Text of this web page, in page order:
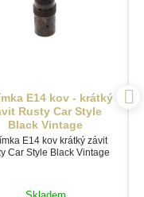
E14 kov - krátký
Rusty Car Style
Black Vintage
E14 kov krátký závit
Car Style Black Vintage